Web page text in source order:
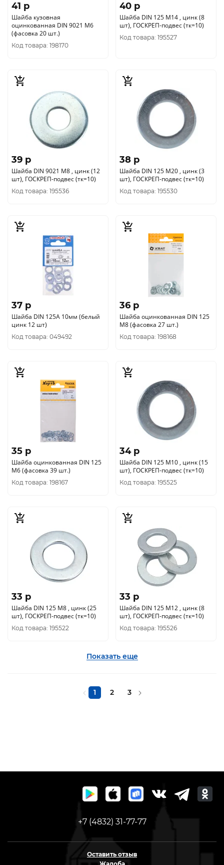
41 p
Шайба кузовная
оцинкованная DIN 9021 М6
(фасовка 20 шт.)
Код товара: 198170
40 p
Шайба DIN 125 М14 , цинк (8
шт), ГОСКРЕП-подвес (тк=10)
Код товара: 195527
39 p
Шайба DIN 9021 М8 , цинк (12
шт), ГОСКРЕП-подвес (тк=10)
Код товара: 195536
38 p
Шайба DIN 125 М20 , цинк (3
шт), ГОСКРЕП-подвес (тк=10)
Код товара: 195530
37 p
Шайба DIN 125A 10мм (белый
цинк 12 шт)
Код товара: 049492
36 p
Шайба оцинкованная DIN 125
М8 (фасовка 27 шт.)
Код товара: 198168
35 p
Шайба оцинкованная DIN 125
М6 (фасовка 39 шт.)
Код товара: 198167
34 p
Шайба DIN 125 М10 , цинк (15
шт), ГОСКРЕП-подвес (тк=10)
Код товара: 195525
33 p
Шайба DIN 125 М8 , цинк (25
шт), ГОСКРЕП-подвес (тк=10)
Код товара: 195522
33 p
Шайба DIN 125 М12 , цинк (8
шт), ГОСКРЕП-подвес (тк=10)
Код товара: 195526
Показать еще
1 2 3
+7 (4832) 31-77-77
Оставить отзыв